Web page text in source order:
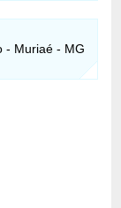
- Muriaé - MG